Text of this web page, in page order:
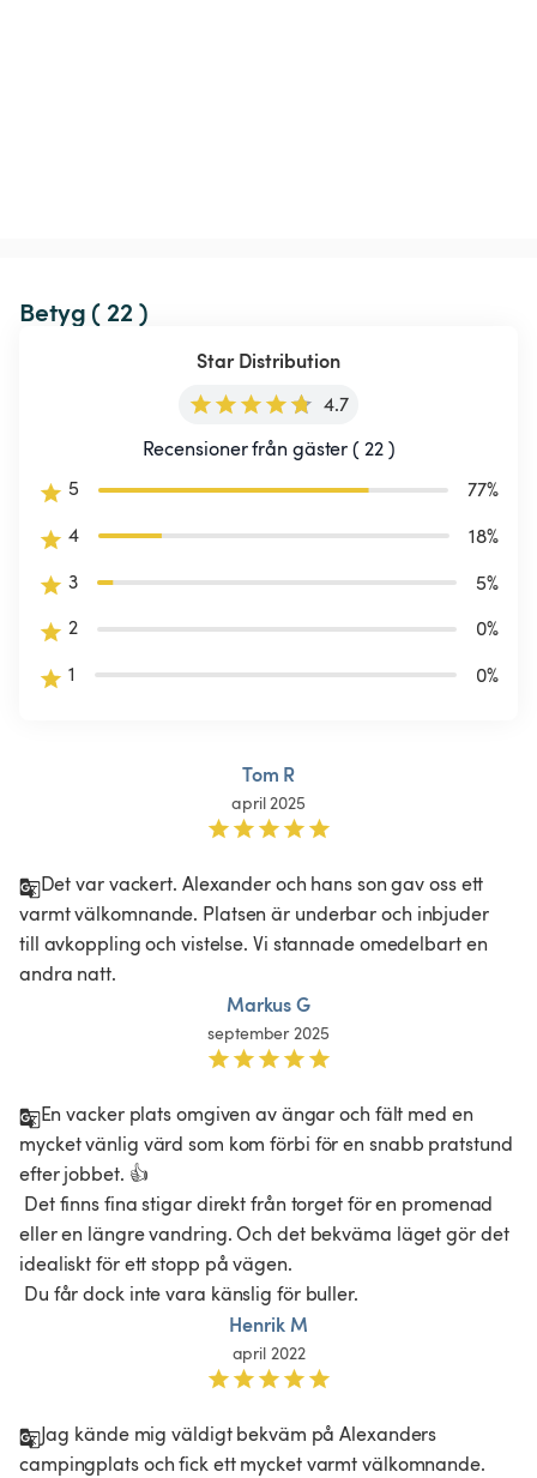
Betyg ( 22 )
Star Distribution
4.7
Recensioner från gäster ( 22 )
5
77%
4
18%
3
5%
2
0%
1
0%
Tom R
april 2025
Det var vackert. Alexander och hans son gav oss ett
varmt välkomnande. Platsen är underbar och inbjuder
till avkoppling och vistelse. Vi stannade omedelbart en
andra natt.
Markus G
september 2025
En vacker plats omgiven av ängar och fält med en
mycket vänlig värd som kom förbi för en snabb pratstund
efter jobbet. 👍
eller en längre vandring. Och det bekväma läget gör det
idealiskt för ett stopp på vägen.
Du får dock inte vara känslig för buller.
Henrik M
april 2022
Jag kände mig väldigt bekväm på Alexanders
campingplats och fick ett mycket varmt välkomnande.